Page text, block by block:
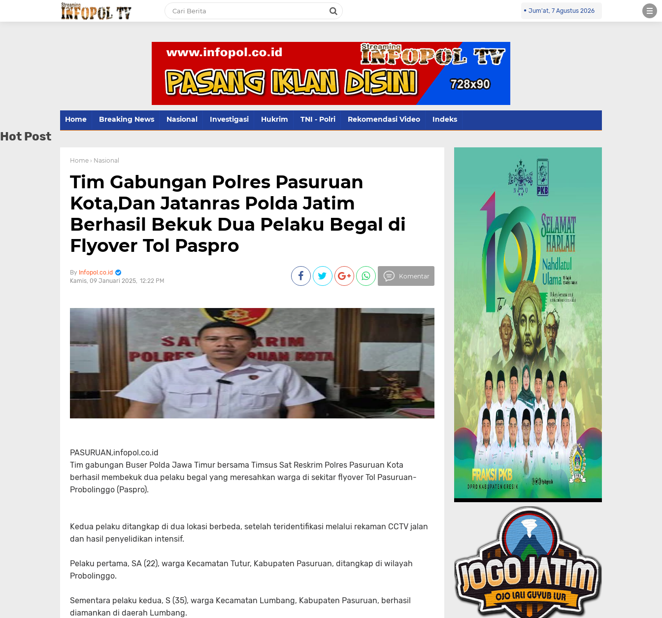
infopol.co.id Kontak Redaksi- 085784424805 wa
Jum'at, 7 Agustus 2026
Home Breaking News Nasional Investigasi Hukrim TNI - Polri Rekomendasi Video Indeks
Hot Post
Home › Nasional
Tim Gabungan Polres Pasuruan
Kota,Dan Jatanras Polda Jatim
Berhasil Bekuk Dua Pelaku Begal di
Flyover Tol Paspro
Infopol.co.id
Kamis, 09 Januari 2025 12:22 PM
Komentar
PASURUAN,infopol.co.id
Tim gabungan Buser Polda Jawa Timur bersama Timsus Sat Reskrim Polres Pasuruan Kota
berhasil membekuk dua pelaku begal yang meresahkan warga di sekitar flyover Tol Pasuruan-
Probolinggo (Paspro).
Kedua pelaku ditangkap di dua lokasi berbeda, setelah teridentifikasi melalui rekaman CCTV jalan
dan hasil penyelidikan intensif.
Pelaku pertama, SA (22), warga Kecamatan Tutur, Kabupaten Pasuruan, ditangkap di wilayah
Probolinggo.
Sementara pelaku kedua, S (35), warga Kecamatan Lumbang, Kabupaten Pasuruan, berhasil
diamankan di daerah Lumbang.